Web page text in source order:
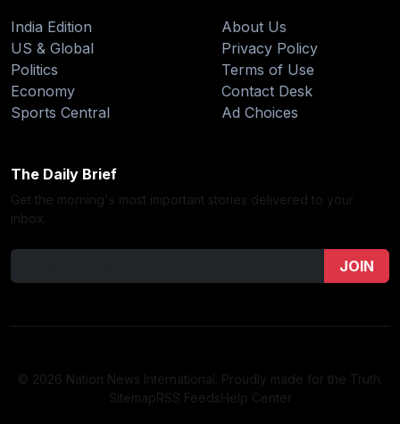
India Edition
US & Global
Politics
Economy
Sports Central
About Us
Privacy Policy
Terms of Use
Contact Desk
Ad Choices
The Daily Brief
Get the morning's most important stories delivered to your
inbox.
JOIN
© 2026 Nation News International. Proudly made for the Truth.
SitemapRSS FeedsHelp Center